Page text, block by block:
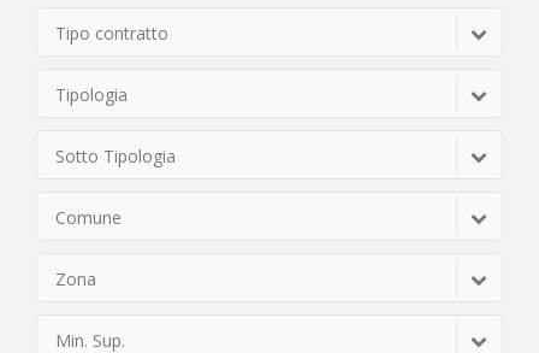
Tipo contratto
Tipologia
Sotto Tipologia
Comune
Zona
Min. Sup.